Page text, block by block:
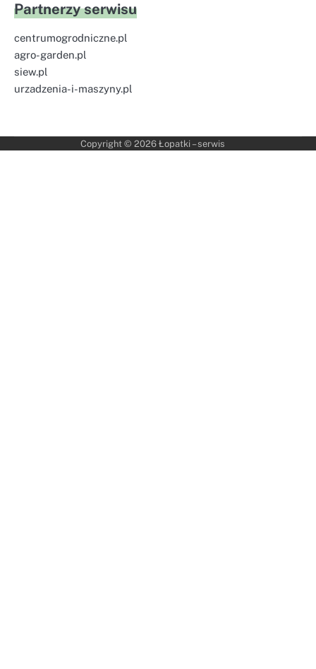
Partnerzy serwisu
centrumogrodniczne.pl
agro-garden.pl
siew.pl
urzadzenia-i-maszyny.pl
Copyright © 2026 Łopatki – serwis